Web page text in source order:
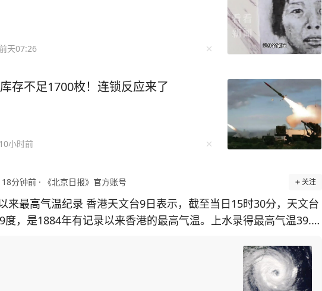
天07:26
存不足1700枚！连锁反应来了
10小时前
18分钟前 · 《北京日报》官方账号 关注
来最高气温纪录 香港天文台9日表示，截至当日15时30分，天文台
度，是1884年有记录以来香港的最高气温。上水录得最高气温39.8
沉气流正为广东带来普遍晴朗及极端酷热的天气。未来一两日持续
区气温达37度或以上。 来源：央视新闻客户端[图片]